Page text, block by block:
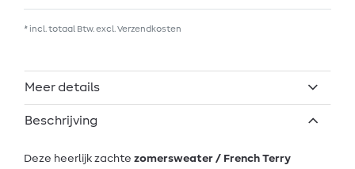
* incl. totaal Btw. excl. Verzendkosten
Meer details
Beschrijving
Deze heerlijk zachte zomersweater / French Terry